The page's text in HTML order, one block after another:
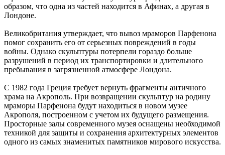
образом, что одна из частей находится в Афинах, а другая в
Лондоне.
Великобритания утверждает, что вывоз мраморов Парфенона
помог сохранить его от серьезных повреждений в годы
войны. Однако скульптуры потерпели гораздо больше
разрушений в период их транспортировки и длительного
пребывания в загрязненной атмосфере Лондона.
С 1982 года Греция требует вернуть фрагменты античного
храма на Акрополь. При возвращении скульптур на родину
мраморы Парфенона будут находиться в новом музее
Акрополя, построенном с учетом их будущего размещения.
Просторные залы современного музея оснащены необходимой
техникой для защиты и сохранения архитектурных элементов
одного из самых знаменитых памятников мирового искусства.